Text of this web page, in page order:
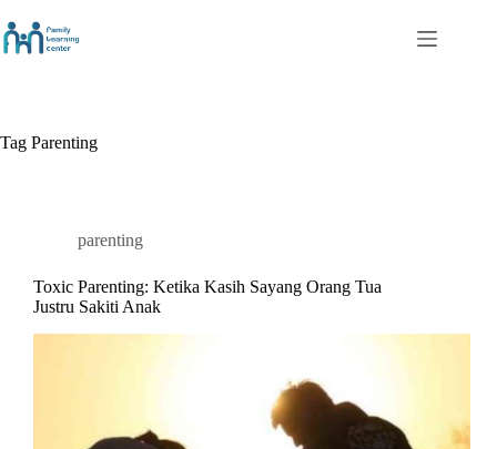
to
content
Tag Parenting
parenting
Toxic Parenting: Ketika Kasih Sayang Orang Tua
Justru Sakiti Anak